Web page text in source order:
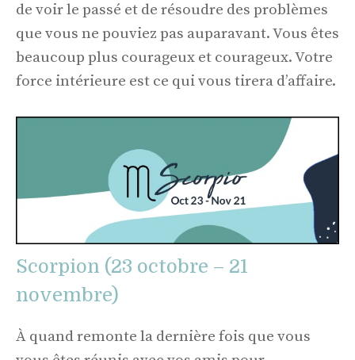
de voir le passé et de résoudre des problèmes
que vous ne pouviez pas auparavant. Vous êtes
beaucoup plus courageux et courageux. Votre
force intérieure est ce qui vous tirera d’affaire.
Scorpion (23 octobre – 21
novembre)
À quand remonte la dernière fois que vous